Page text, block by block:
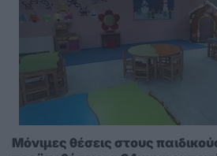
Μόνιμες θέσεις στους